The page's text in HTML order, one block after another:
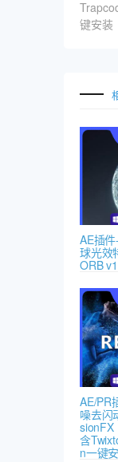
键安装
AE插
球光效
ORB
AE/PR
噪去闪
sionFX
含
n一键